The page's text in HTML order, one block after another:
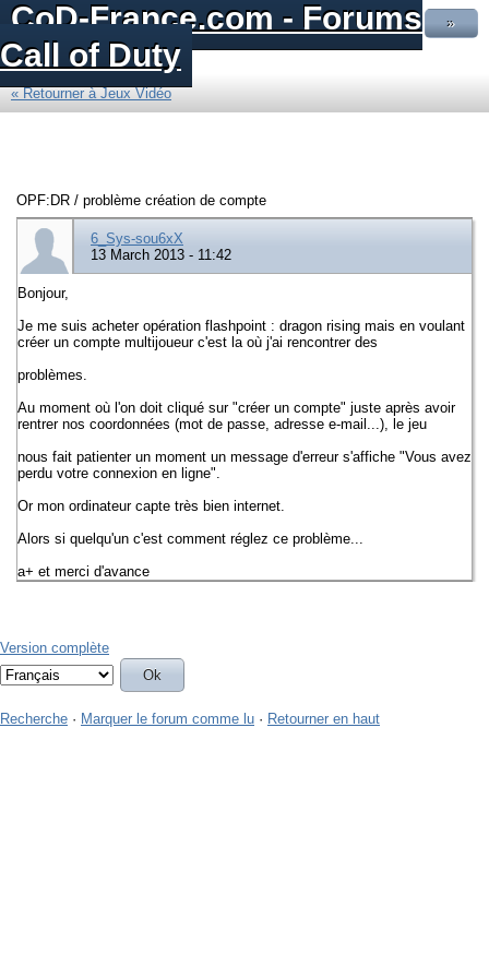
CoD-France.com - Forums
Call of Duty
»
« Retourner à Jeux Vidéo
OPF:DR / problème création de compte
6_Sys-sou6xX
13 March 2013 - 11:42
Bonjour,
Je me suis acheter opération flashpoint : dragon rising mais en voulant
créer un compte multijoueur c'est la où j'ai rencontrer des
problèmes.
Au moment où l'on doit cliqué sur "créer un compte" juste après avoir
rentrer nos coordonnées (mot de passe, adresse e-mail...), le jeu
nous fait patienter un moment un message d'erreur s'affiche "Vous avez
perdu votre connexion en ligne".
Or mon ordinateur capte très bien internet.
Alors si quelqu'un c'est comment réglez ce problème...
a+ et merci d'avance
Version complète
Recherche · Marquer le forum comme lu · Retourner en haut